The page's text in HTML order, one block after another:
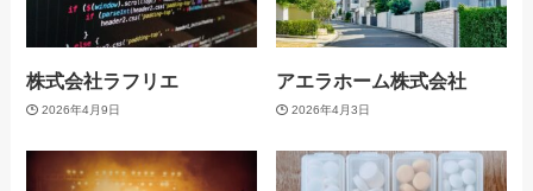
株式会社ラフリエ
2026年4月9日
アエラホーム株式会社
2026年4月3日